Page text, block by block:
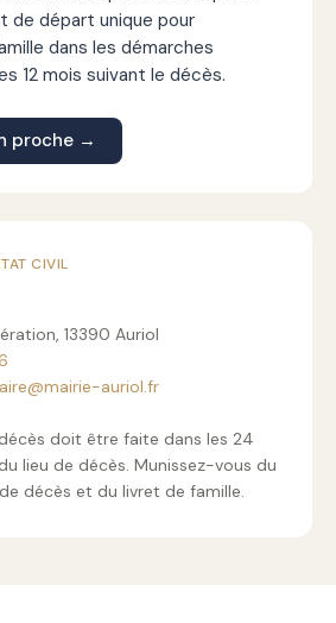
de départ unique pour
dans les démarches
12 mois suivant le décès.
proche →
CIVIL
13390 Auriol
auriol.fr
doit être faite dans les 24
lieu de décès. Munissez-vous du
décès et du livret de famille.